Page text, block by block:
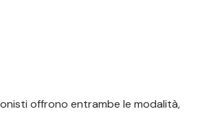
offrono entrambe le modalità,